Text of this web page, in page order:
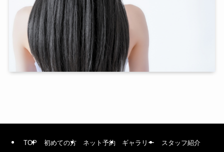
TOP 初めての方 ネット予約 ギャラリー
スタッフ紹介